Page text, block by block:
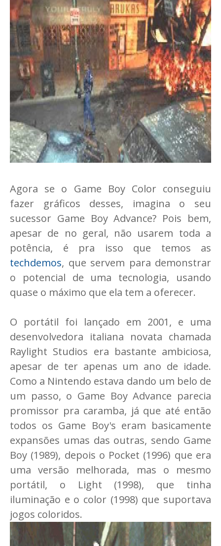
Agora se o Game Boy Color conseguiu
fazer gráficos desses, imagina o seu
sucessor Game Boy Advance? Pois bem,
apesar de no geral, não usarem toda a
potência, é pra isso que temos as
techdemos, que servem para demonstrar
o potencial de uma tecnologia, usando
quase o máximo que ela tem a oferecer.
O portátil foi lançado em 2001, e uma
desenvolvedora italiana novata chamada
Raylight Studios era bastante ambiciosa,
apesar de ter apenas um ano de idade.
Como a Nintendo estava dando um belo de
um passo, o Game Boy Advance parecia
promissor pra caramba, já que até então
todos os Game Boy's eram basicamente
expansões umas das outras, sendo Game
Boy (1989), depois o Pocket (1996) que era
uma versão melhorada, mas o mesmo
portátil, o Light (1998), que tinha
iluminação e o color (1998) que suportava
jogos coloridos.